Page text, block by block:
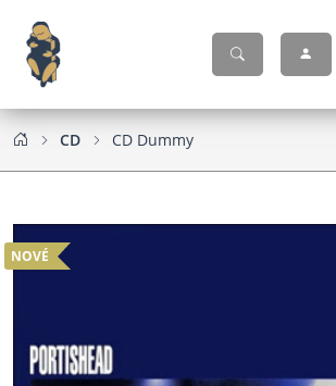
CD CD Dummy
NOVÉ